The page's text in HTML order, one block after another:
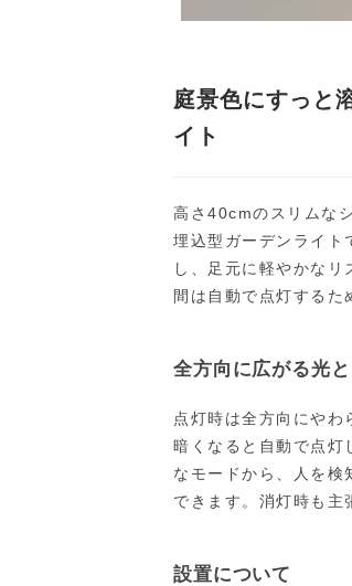
庭景色にすっと
イト
高さ40cmのスリムな
埋込型ガーデンライト
し、足元に軽やかな
間は自動で点灯するた
全方向に広がる光
点灯時は全方向にや
暗くなると自動で点灯
なモードから、人を検
できます。消灯時も主
設置について